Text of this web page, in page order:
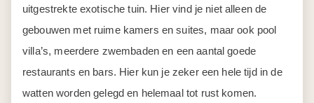
uitgestrekte exotische tuin. Hier vind je niet alleen de
gebouwen met ruime kamers en suites, maar ook pool
villa’s, meerdere zwembaden en een aantal goede
restaurants en bars. Hier kun je zeker een hele tijd in de
watten worden gelegd en helemaal tot rust komen.